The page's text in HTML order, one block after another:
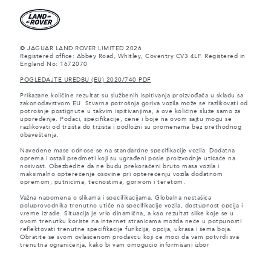
© JAGUAR LAND ROVER LIMITED 2026
Registered office: Abbey Road, Whitley, Coventry CV3 4LF. Registered in
England No: 1672070
POGLEDAJTE UREDBU (EU) 2020/740 PDF
Prikazane količine rezultat su službenih ispitivanja proizvođača u skladu sa
zakonodavstvom EU. Stvarna potrošnja goriva vozila može se razlikovati od
potrošnje postignute u takvim ispitivanjima, a ove količine služe samo za
upoređenje. Podaci, specifikacije, cene i boje na ovom sajtu mogu se
razlikovati od tržišta do tržišta i podložni su promenama bez prethodnog
obaveštenja.
Navedene mase odnose se na standardne specifikacije vozila. Dodatna
oprema i ostali predmeti koji su ugrađeni posle proizvodnje uticaće na
nosivost. Obezbedite da ne budu prekoračeni bruto masa vozila i
maksimalno opterećenje osovine pri opterećenju vozila dodatnom
opremom, putnicima, tečnostima, gorivom i teretom.
Važna napomena o slikama i specifikacijama. Globalna nestašica
poluprovodnika trenutno utiče na specifikacije vozila, dostupnost opcija i
vreme izrade. Situacija je vrlo dinamična, a kao rezultat slike koje se u
ovom trenutku koriste na internet stranicama možda neće u potpunosti
reflektovati trenutne specifikacije funkcija, opcija, ukrasa i šema boja.
Obratite se svom ovlašćenom prodavcu koji će moći da vam potvrdi sva
trenutna ograničenja, kako bi vam omogućio informisani izbor